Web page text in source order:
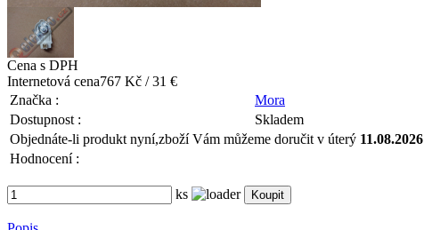
Cena s DPH
Internetová cena767 Kč / 31 €
Značka :
Mora
Dostupnost :
Skladem
Objednáte-li produkt nyní,zboží Vám můžeme doručit v úterý 11.08.2026
Hodnocení :
ks